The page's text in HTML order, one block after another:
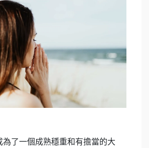
為了一個成熟穩重和有擔當的大